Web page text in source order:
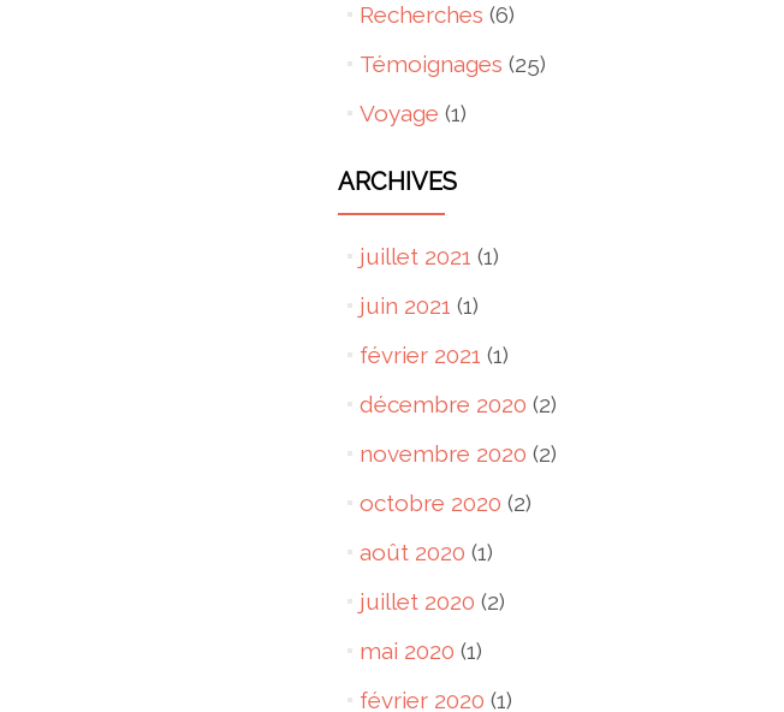
Recherches (6)
Témoignages (25)
Voyage (1)
ARCHIVES
juillet 2021 (1)
juin 2021 (1)
février 2021 (1)
décembre 2020 (2)
novembre 2020 (2)
octobre 2020 (2)
août 2020 (1)
juillet 2020 (2)
mai 2020 (1)
février 2020 (1)